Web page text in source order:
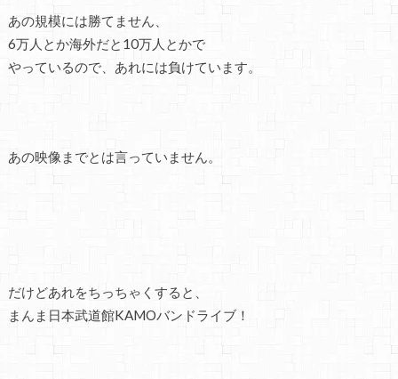
あの規模には勝てません、
6万人とか海外だと10万人とかで
やっているので、あれには負けています。
あの映像までとは言っていません。
だけどあれをちっちゃくすると、
まんま日本武道館KAMOバンドライブ！